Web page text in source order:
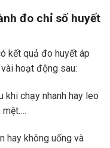
đo chỉ số huyết
kết quả đo huyết áp
hoạt động sau:
khi chạy nhanh hay leo
mệt.…
hay không uống và